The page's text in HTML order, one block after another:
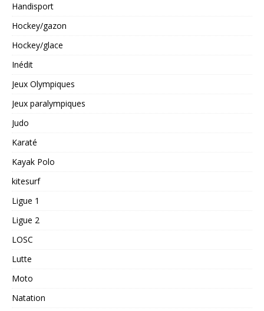
Handisport
Hockey/gazon
Hockey/glace
Inédit
Jeux Olympiques
Jeux paralympiques
Judo
Karaté
Kayak Polo
kitesurf
Ligue 1
Ligue 2
LOSC
Lutte
Moto
Natation